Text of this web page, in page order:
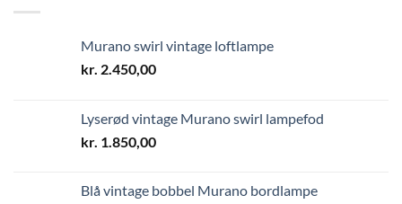
Murano swirl vintage loftlampe
kr. 2.450,00
Lyserød vintage Murano swirl lampefod
kr. 1.850,00
Blå vintage bobbel Murano bordlampe